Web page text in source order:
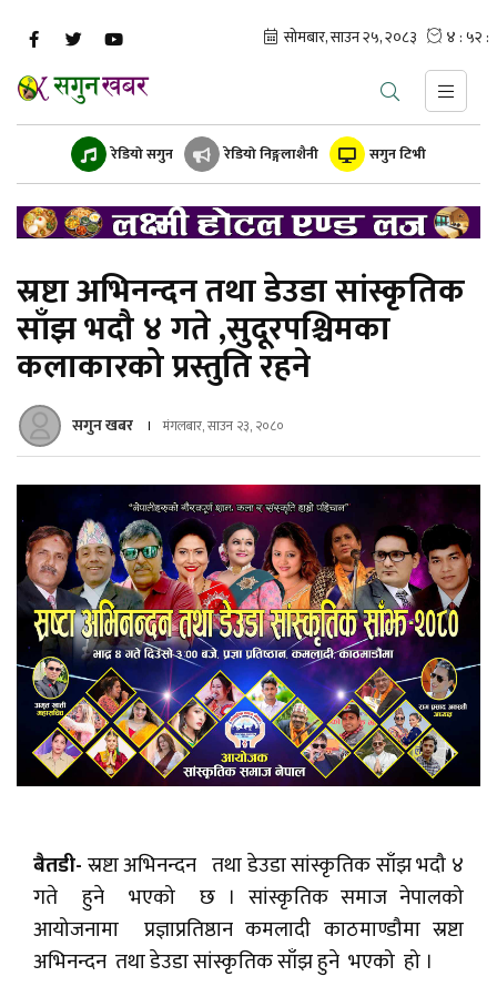
रेडियो सगुन रेडियो निङ्गलाशैनी सगुन टिभी
स्रष्टा अभिनन्दन तथा डेउडा सांस्कृतिक
साँझ भदौ ४ गते ,सुदूरपश्चिमका
कलाकारको प्रस्तुति रहने
सगुन खबर मंगलबार, साउन २३, २०८०
बैतडी-स्रष्टा अभिनन्दन तथा डेउडा सांस्कृतिक साँझ भदौ ४
गते हुने भएको छ । सांस्कृतिक समाज नेपालको
आयोजनामा प्रज्ञाप्रतिष्ठान कमलादी काठमाण्डौमा स्रष्टा
अभिनन्दन तथा डेउडा सांस्कृतिक साँझ हुने भएको हो ।